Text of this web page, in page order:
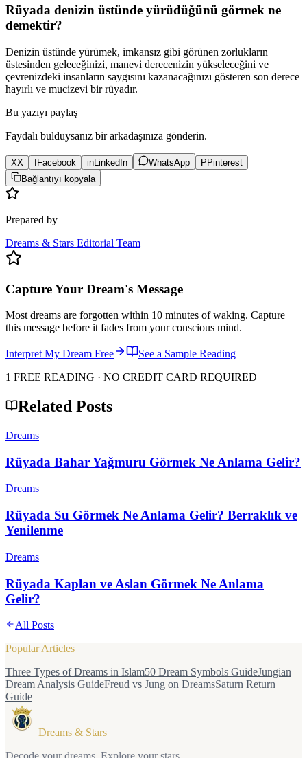
Rüyada denizin üstünde yürüdüğünü görmek ne
demektir?
Denizin üstünde yürümek, imkansız gibi görünen zorlukların
üstesinden geleceğinizi, manevi derecenizin yükseleceğini ve
çevrenizdeki insanların saygısını kazanacağınızı gösteren son derece
hayırlı ve mucizevi bir rüyadır.
Bu yazıyı paylaş
Faydalı bulduysanız bir arkadaşınıza gönderin.
XX fFacebook in LinkedIn WhatsApp P Pinterest
Bağlantıyı kopyala
Prepared by
Dreams & Stars Editorial Team
Capture Your Dream's Message
Most dreams are forgotten within 10 minutes of waking. Capture
this message before it fades from your conscious mind.
Interpret My Dream Free
See a Sample Reading
1 FREE READING · NO CREDIT CARD REQUIRED
Related Posts
Dreams
Rüyada Bahar Yağmuru Görmek Ne Anlama Gelir?
Dreams
Rüyada Su Görmek Ne Anlama Gelir? Berraklık ve
Yenilenme
Dreams
Rüyada Kaplan ve Aslan Görmek Ne Anlama
Gelir?
All Posts
Popular Articles
Three Types of Dreams in Islam50 Dream Symbols GuideJungian
Dream Analysis GuideFreud vs Jung on DreamsSaturn Return
Guide
Dreams & Stars